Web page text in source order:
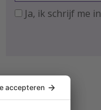
Ja, ik schrijf me in